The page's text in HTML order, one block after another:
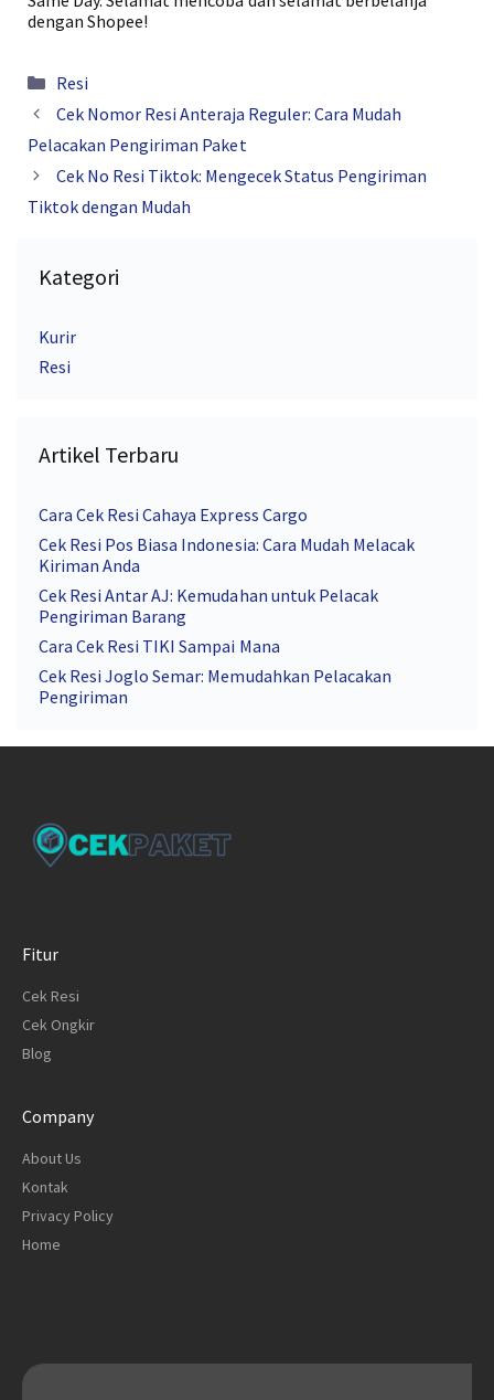
dengan Shopee!
Kategori
Resi
Cek Nomor Resi Anteraja Reguler: Cara Mudah
Pelacakan Pengiriman Paket
Cek No Resi Tiktok: Mengecek Status Pengiriman
Tiktok dengan Mudah
Kategori
Kurir
Resi
Artikel Terbaru
Cara Cek Resi Cahaya Express Cargo
Cek Resi Pos Biasa Indonesia: Cara Mudah Melacak
Kiriman Anda
Cek Resi Antar AJ: Kemudahan untuk Pelacak
Pengiriman Barang
Cara Cek Resi TIKI Sampai Mana
Cek Resi Joglo Semar: Memudahkan Pelacakan
Pengiriman
Fitur
Cek Resi
Cek Ongkir
Blog
Company
About Us
Kontak
Privacy Policy
Home